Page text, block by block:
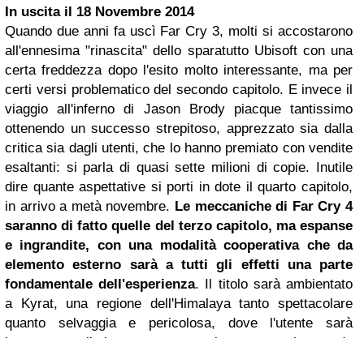
In uscita il 18 Novembre 2014
Quando due anni fa uscì Far Cry 3, molti si accostarono
all'ennesima "rinascita" dello sparatutto Ubisoft con una
certa freddezza dopo l'esito molto interessante, ma per
certi versi problematico del secondo capitolo. E invece il
viaggio all'inferno di Jason Brody piacque tantissimo
ottenendo un successo strepitoso, apprezzato sia dalla
critica sia dagli utenti, che lo hanno premiato con vendite
esaltanti: si parla di quasi sette milioni di copie. Inutile
dire quante aspettative si porti in dote il quarto capitolo,
in arrivo a metà novembre. Le meccaniche di Far Cry 4
saranno di fatto quelle del terzo capitolo, ma espanse
e ingrandite, con una modalità cooperativa che da
elemento esterno sarà a tutti gli effetti una parte
fondamentale dell'esperienza. Il titolo sarà ambientato
a Kyrat, una regione dell'Himalaya tanto spettacolare
quanto selvaggia e pericolosa, dove l'utente sarà